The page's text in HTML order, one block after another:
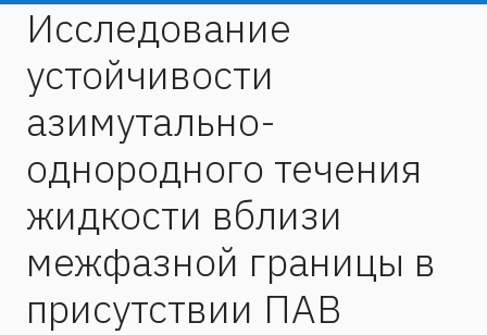
Исследование
устойчивости
азимутально-
однородного течения
жидкости вблизи
межфазной границы в
присутствии ПАВ